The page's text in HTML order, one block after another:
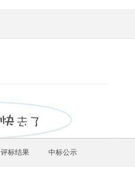
评标结果 中标公示